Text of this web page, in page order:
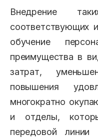
Внедрение
соответствующих
обучение
преимущества в
затрат,
повышения
многократно
и отделы,
передовой линии